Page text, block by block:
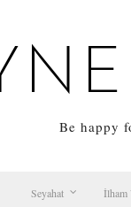
Be happy
Seyahat İlham